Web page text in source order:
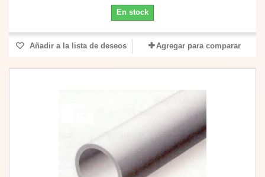
En stock
Añadir a la lista de deseos Agregar para comparar